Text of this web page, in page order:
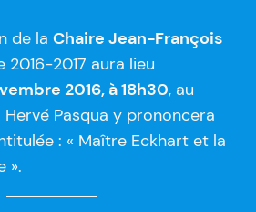
de la Chaire Jean-François
2016-2017 aura lieu
2016, à 18h30, au
Pasqua y prononcera
: « Maître Eckhart et la
».